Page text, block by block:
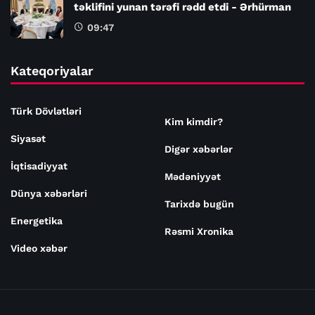
təklifini yunan tərəfi rədd etdi - Ərhürman
09:47
Kateqoriyalar
Türk Dövlətləri
Siyasət
İqtisadiyyat
Dünya xəbərləri
Energetika
Video xəbər
Kim kimdir?
Digər xəbərlər
Mədəniyyət
Tarixdə bugün
Rəsmi Xronika